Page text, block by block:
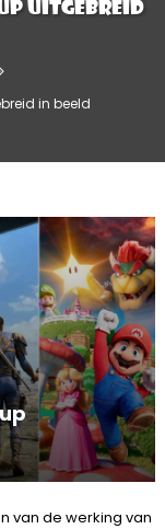
uitgebreid
in beeld
van de werking van